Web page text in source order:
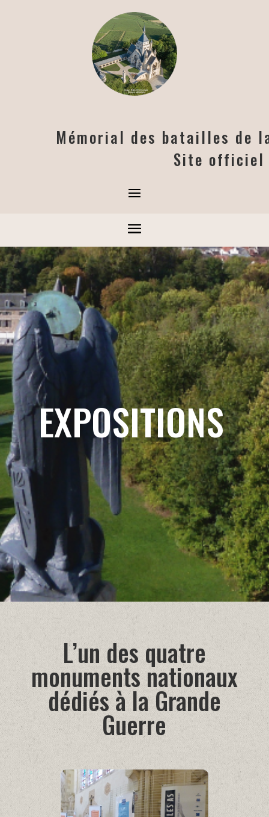
Mémorial des batailles de
Site officiel
EXPOSITIONS
L’un des quatre
monuments nationaux
dédiés à la Grande
Guerre